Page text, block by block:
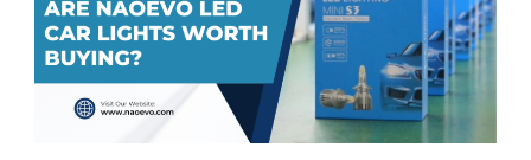
कार
लाइट्स
खरीदने
लायक